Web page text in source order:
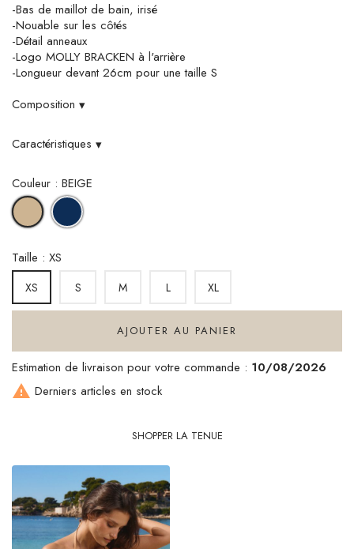
-Bas de maillot de bain, irisé
-Nouable sur les côtés
-Détail anneaux
-Logo MOLLY BRACKEN à l'arrière
-Longueur devant 26cm pour une taille S
Composition ▾
Caractéristiques ▾
Couleur : BEIGE
BEIGE
NAVY
BLUE
Taille : XS
XS S M L XL
AJOUTER AU PANIER
Estimation de livraison pour votre commande : 10/08/2026
 Derniers articles en stock
SHOPPER LA TENUE